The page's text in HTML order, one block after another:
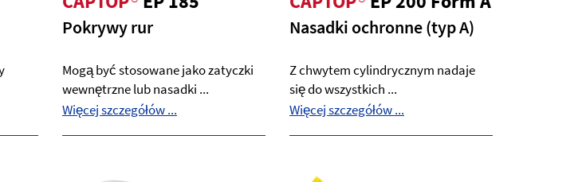
Pokrywy rur
Mogą być stosowane jako zatyczki
wewnętrzne lub nasadki ...
Więcej szczegółów ...
Nasadki ochronne (typ A)
Z chwytem cylindrycznym nadaje
się do wszystkich ...
Więcej szczegółów ...